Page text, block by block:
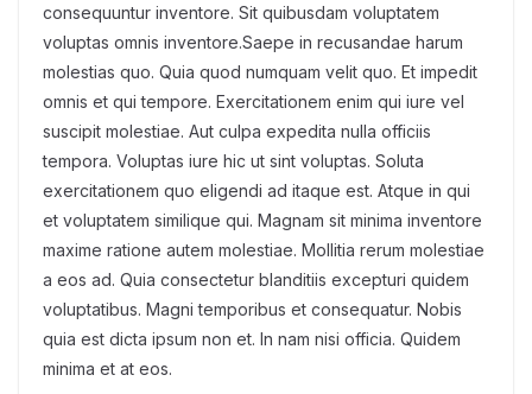
consequuntur inventore. Sit quibusdam voluptatem
voluptas omnis inventore.Saepe in recusandae harum
molestias quo. Quia quod numquam velit quo. Et impedit
omnis et qui tempore. Exercitationem enim qui iure vel
suscipit molestiae. Aut culpa expedita nulla officiis
tempora. Voluptas iure hic ut sint voluptas. Soluta
exercitationem quo eligendi ad itaque est. Atque in qui
et voluptatem similique qui. Magnam sit minima inventore
maxime ratione autem molestiae. Mollitia rerum molestiae
a eos ad. Quia consectetur blanditiis excepturi quidem
voluptatibus. Magni temporibus et consequatur. Nobis
quia est dicta ipsum non et. In nam nisi officia. Quidem
minima et at eos.